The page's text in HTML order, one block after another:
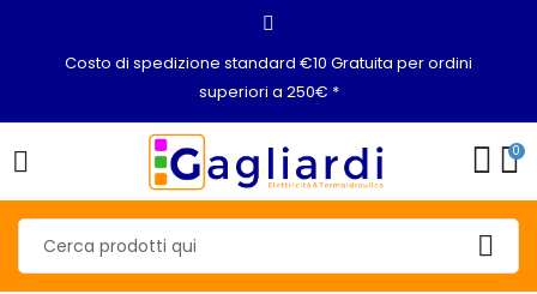
Costo di spedizione standard €10 Gratuita per ordini
superiori a 250€ *
0